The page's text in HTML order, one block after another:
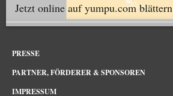
Jetzt online auf yumpu.com blättern
PRESSE
PARTNER, FÖRDERER & SPONSOREN
IMPRESSUM